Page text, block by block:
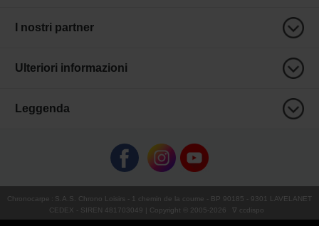
I nostri partner
Ulteriori informazioni
Leggenda
Chronocarpe : S.A.S. Chrono Loisirs - 1 chemin de la coume - BP 90185 - 9301 LAVELANET
CEDEX - SIREN 481703049 | Copyright © 2005-2026 ∇ ccdispo